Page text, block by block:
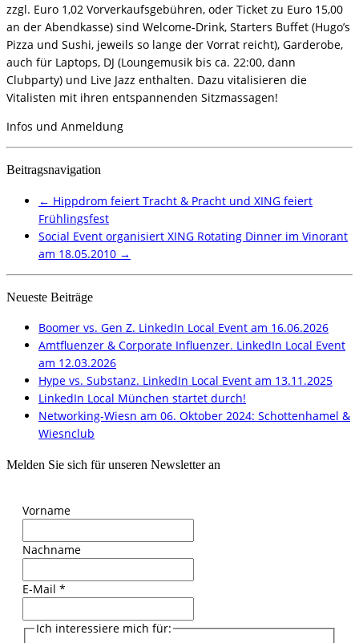
zzgl. Euro 1,02 Vorverkaufsgebühren, oder Ticket zu Euro 15,00
an der Abendkasse) sind Welcome-Drink, Starters Buffet (Hugo’s
Pizza und Sushi, jeweils so lange der Vorrat reicht), Garderobe,
auch für Laptops, DJ (Loungemusik bis ca. 22:00, dann
Clubparty) und Live Jazz enthalten. Dazu vitalisieren die
Vitalisten mit ihren entspannenden Sitzmassagen!
Infos und Anmeldung
Beitragsnavigation
← Hippdrom feiert Tracht & Pracht und XING feiert
Frühlingsfest
Social Event organisiert XING Rotating Dinner im Vinorant
am 18.05.2010 →
Neueste Beiträge
Boomer vs. Gen Z. LinkedIn Local Event am 16.06.2026
Amtfluenzer & Corporate Influenzer. LinkedIn Local Event
am 12.03.2026
Hype vs. Substanz. LinkedIn Local Event am 13.11.2025
LinkedIn Local München startet durch!
Networking-Wiesn am 06. Oktober 2024: Schottenhamel &
Wiesnclub
Melden Sie sich für unseren Newsletter an
Vorname
Nachname
E-Mail *
Ich interessiere mich für: